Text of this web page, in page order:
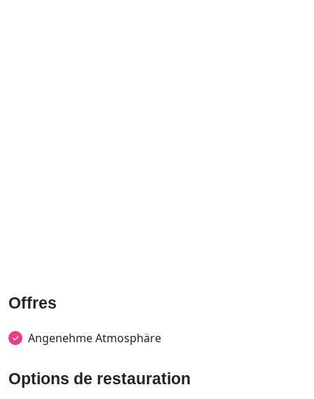
Offres
Angenehme Atmosphäre
Options de restauration